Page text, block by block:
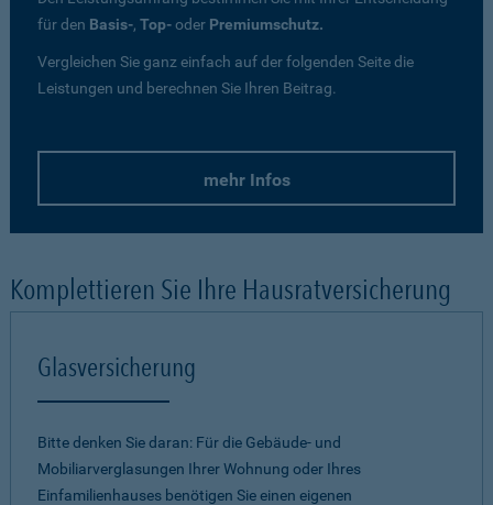
für den Basis-, Top-oder Premiumschutz.
Vergleichen Sie ganz einfach auf der folgenden Seite die
Leistungen und berechnen Sie Ihren Beitrag.
mehr Infos
Komplettieren Sie Ihre Hausratversicherung
Glasversicherung
Bitte denken Sie daran: Für die Gebäude- und
Mobiliarverglasungen Ihrer Wohnung oder Ihres
Einfamilienhauses benötigen Sie einen eigenen